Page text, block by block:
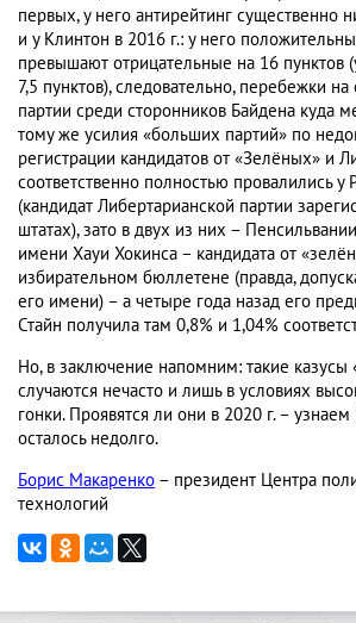
первых, у него антирейтинг существенно
и у Клинтон в 2016 г.: у него
превышают отрицательные на 16 пунктов
7,5 пунктов), следовательно, перебежки на
партии среди сторонников Байдена куда
тому же усилия «больших партий» по
регистрации кандидатов от «Зелёных» и
соответственно полностью провалились у
(кандидат Либертарианской партии
штатах), зато в двух из них –
имени Хауи Хокинса – кандидата от
избирательном бюллетене (правда,
его имени) – а четыре года назад его
Стайн получила там 0,8% и 1,04%
Но, в заключение напомним: такие казусы
случаются нечасто и лишь в условиях
гонки. Проявятся ли они в 2020 г. –
осталось недолго.
Борис Макаренко – президент Центра
технологий